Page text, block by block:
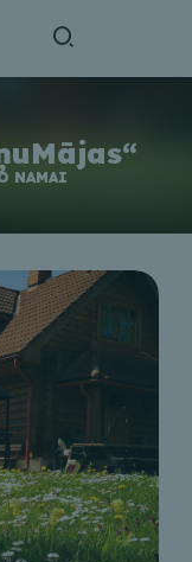
NAMAI